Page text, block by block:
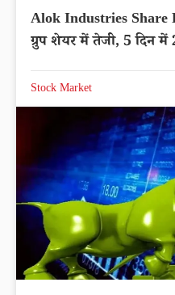
Alok Industries
ग्रुप शेयर में तेजी, 5 दिन में
Stock Market